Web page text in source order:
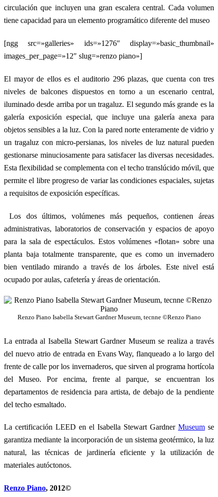
circulación que incluyen una gran escalera central. Cada volumen
tiene capacidad para un elemento programático diferente del museo
[ngg src=»galleries» ids=»1276″ display=»basic_thumbnail»
images_per_page=»12″ slug=»renzo piano»]
El mayor de ellos es el auditorio 296 plazas, que cuenta con tres
niveles de balcones dispuestos en torno a un escenario central,
iluminado desde arriba por un tragaluz. El segundo más grande es la
galería exposición especial, que incluye una galería anexa para
objetos sensibles a la luz. Con la pared norte enteramente de vidrio y
un tragaluz con micro-persianas, los niveles de luz natural pueden
gestionarse minuciosamente para satisfacer las diversas necesidades.
Esta flexibilidad se complementa con el techo translúcido móvil, que
permite el libre progreso de variar las condiciones espaciales, sujetas
a requisitos de exposición específicas.
Los dos últimos, volúmenes más pequeños, contienen áreas
administrativas, laboratorios de conservación y espacios de apoyo
para la sala de espectáculos. Estos volúmenes «flotan» sobre una
planta baja totalmente transparente, que es como un invernadero
bien ventilado mirando a través de los árboles. Este nivel está
ocupado por aulas, cafetería y áreas de orientación.
Renzo Piano Isabella Stewart Gardner Museum, tecnne ©Renzo Piano
La entrada al Isabella Stewart Gardner Museum se realiza a través
del nuevo atrio de entrada en Evans Way, flanqueado a lo largo del
frente de calle por los invernaderos, que sirven al programa hortícola
del Museo. Por encima, frente al parque, se encuentran los
departamentos de residencia para artista, de debajo de la pendiente
del techo esmaltado.
La certificación LEED en el Isabella Stewart Gardner Museum se
garantiza mediante la incorporación de un sistema geotérmico, la luz
natural, las técnicas de jardinería eficiente y la utilización de
materiales autóctonos.
Renzo Piano, 2012©